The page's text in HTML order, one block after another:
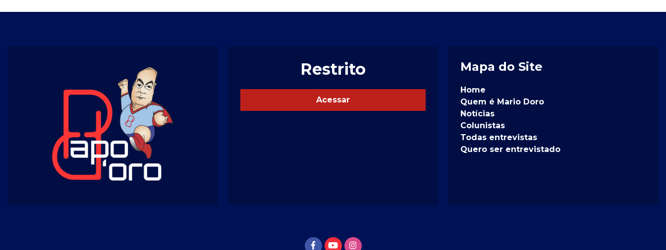
Restrito
Acessar
Mapa do Site
Home
Quem é Mario Doro
Notícias
Colunistas
Todas entrevistas
Quero ser entrevistado